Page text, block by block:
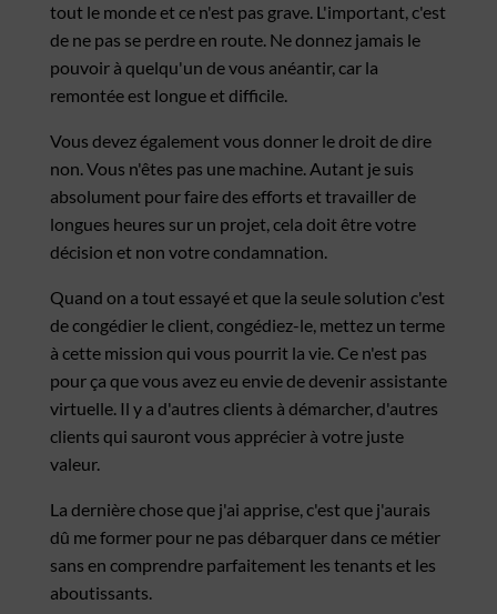
tout le monde et ce n'est pas grave. L'important, c'est
de ne pas se perdre en route. Ne donnez jamais le
pouvoir à quelqu'un de vous anéantir, car la
remontée est longue et difficile.
Vous devez également vous donner le droit de dire
non. Vous n'êtes pas une machine. Autant je suis
absolument pour faire des efforts et travailler de
longues heures sur un projet, cela doit être votre
décision et non votre condamnation.
Quand on a tout essayé et que la seule solution c'est
de congédier le client, congédiez-le, mettez un terme
à cette mission qui vous pourrit la vie. Ce n'est pas
pour ça que vous avez eu envie de devenir assistante
virtuelle. Il y a d'autres clients à démarcher, d'autres
clients qui sauront vous apprécier à votre juste
valeur.
La dernière chose que j'ai apprise, c'est que j'aurais
dû me former pour ne pas débarquer dans ce métier
sans en comprendre parfaitement les tenants et les
aboutissants.